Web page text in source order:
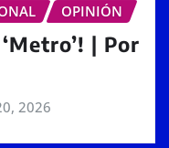
OPINIÓN
| Por
2026